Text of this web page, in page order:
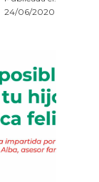
24/06/2020